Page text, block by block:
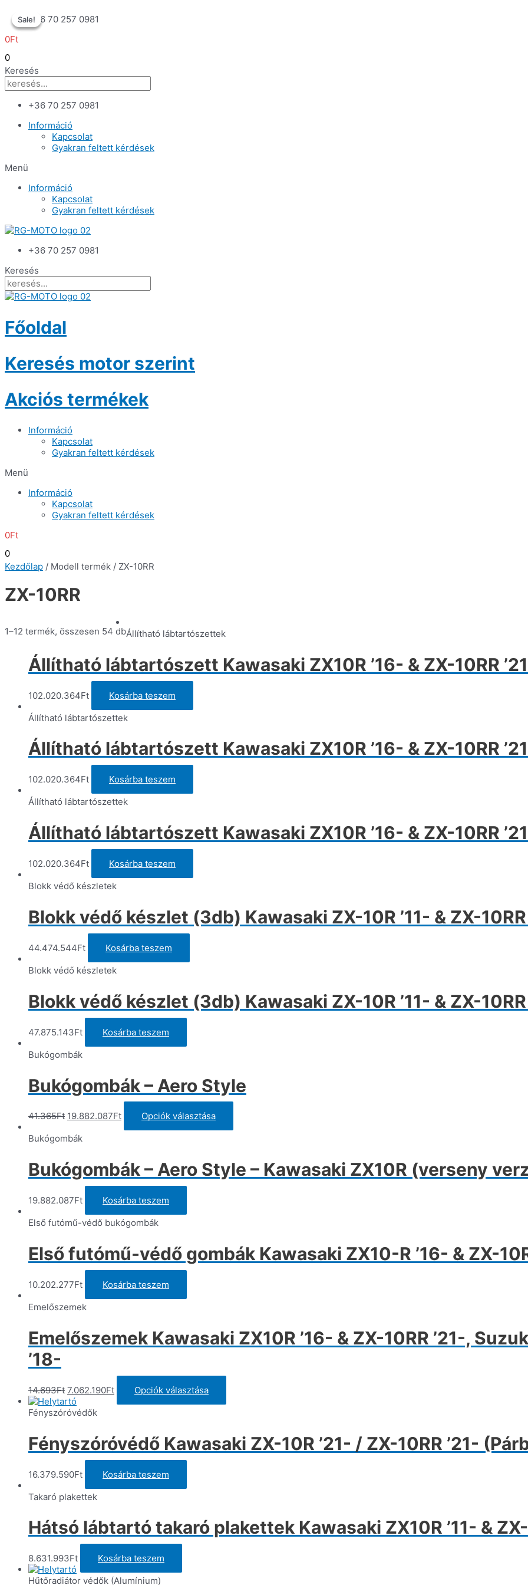
to
content
+36 70 257 0981
0Ft
0
Keresés
+36 70 257 0981
Információ
Kapcsolat
Gyakran feltett kérdések
Menü
Információ
Kapcsolat
Gyakran feltett kérdések
+36 70 257 0981
Keresés
Főoldal
Keresés motor szerint
Akciós termékek
Információ
Kapcsolat
Gyakran feltett kérdések
Menü
Információ
Kapcsolat
Gyakran feltett kérdések
0Ft
0
Kezdőlap / Modell termék / ZX-10RR
ZX-10RR
1–12 termék, összesen 54 dbÁllítható lábtartószettek
Állítható lábtartószett Kawasaki ZX10R ’16- & ZX-10RR
102.020.364Ft
Kosárba teszem
Állítható lábtartószettek
Állítható lábtartószett Kawasaki ZX10R ’16- & ZX-10RR
102.020.364Ft
Kosárba teszem
Állítható lábtartószettek
Állítható lábtartószett Kawasaki ZX10R ’16- & ZX-10RR
102.020.364Ft
Kosárba teszem
Blokk védő készletek
Blokk védő készlet (3db) Kawasaki ZX-10R ’11- & ZX-10RR
44.474.544Ft
Kosárba teszem
Blokk védő készletek
Blokk védő készlet (3db) Kawasaki ZX-10R ’11- & ZX-10RR
47.875.143Ft Kosárba teszem
Sale!
Bukógombák
Bukógombák – Aero Style
41.365Ft Original
was:
19.882.087FtCurrent
price
Opciók választása
a
variációja
van.
Bukógombák
Bukógombák – Aero Style – Kawasaki ZX10R (verseny
19.882.087Ft
Kosárba teszem
Első futómű-védő bukógombák
Első futómű-védő gombák Kawasaki ZX10-R ’16- & ZX-
10.202.277Ft Kosárba teszem
Sale!
Emelőszemek
Emelőszemek Kawasaki ZX10R ’16- & ZX-10RR ’21-,
’18-
14.693Ft Original
price
was:
7.062.190FtCurrentOpciók választása
variációja
van.
A
Fényszóróvédők
Fényszóróvédő Kawasaki ZX-10R ’21- / ZX-10RR ’21-
16.379.590Ft
Kosárba teszem
Takaró plakettek
Hátsó lábtartó takaró plakettek Kawasaki ZX10R ’11- & ZX-
8.631.993Ft Kosárba teszem
Sale!
Hűtőradiátor védők (Alumínium)